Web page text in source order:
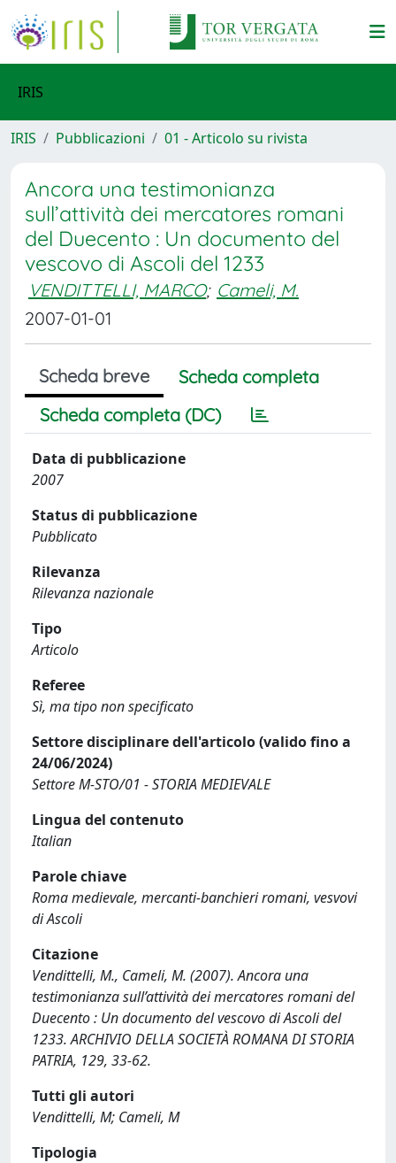
IRIS
IRIS Pubblicazioni 01 - Articolo su rivista
Ancora una testimonianza
sull’attività dei mercatores romani
del Duecento : Un documento del
vescovo di Ascoli del 1233
VENDITTELLI, MARCO; Cameli, M.
2007-01-01
Scheda breve
Scheda completa
Scheda completa (DC)
Data di pubblicazione
2007
Status di pubblicazione
Pubblicato
Rilevanza
Rilevanza nazionale
Tipo
Articolo
Referee
Sì, ma tipo non specificato
Settore disciplinare dell'articolo (valido fino a
24/06/2024)
Settore M-STO/01 - STORIA MEDIEVALE
Lingua del contenuto
Italian
Parole chiave
Roma medievale, mercanti-banchieri romani, vesvovi
di Ascoli
Citazione
Vendittelli, M., Cameli, M. (2007). Ancora una
testimonianza sull’attività dei mercatores romani del
Duecento : Un documento del vescovo di Ascoli del
1233. ARCHIVIO DELLA SOCIETÀ ROMANA DI STORIA
PATRIA, 129, 33-62.
Tutti gli autori
Vendittelli, M; Cameli, M
Tipologia